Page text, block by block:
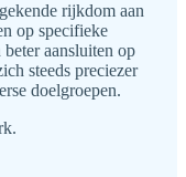
rijkdom aan
op specifieke
beter aansluiten op
steeds preciezer
doelgroepen.